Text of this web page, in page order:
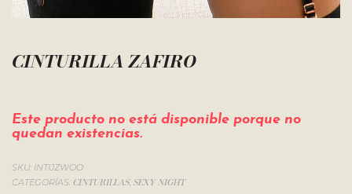
CINTURILLA ZAFIRO
Este producto no está disponible porque no
quedan existencias.
SKU: INTIJZWOO
CATEGORÍAS: CINTURILLAS, SEXY NIGHT